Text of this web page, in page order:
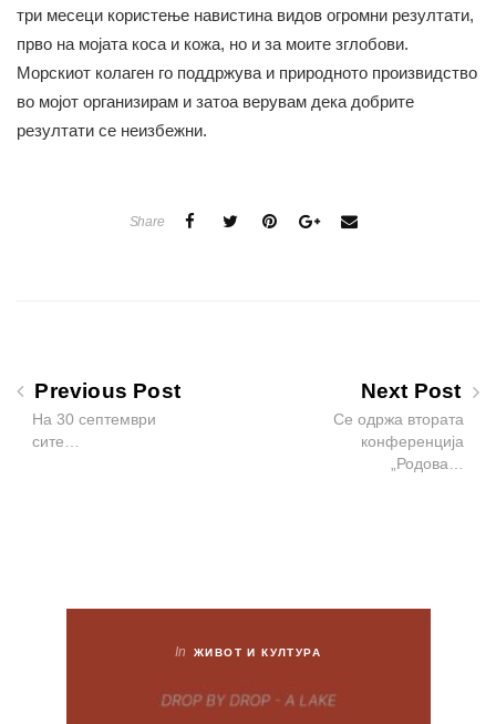
три месеци користење навистина видов огромни резултати,
прво на мојата коса и кожа, но и за моите зглобови.
Морскиот колаген го поддржува и природното произвидство
во мојот организирам и затоа верувам дека добрите
резултати се неизбежни.
Share
Previous Post
На 30 септември
сите…
Next Post
Се одржа втората
конференција
„Родова…
In ЖИВОТ И КУЛТУРА